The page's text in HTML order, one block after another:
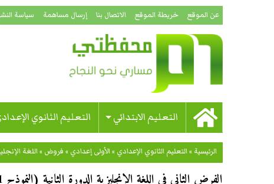
عن الموقع خريطة الموقع الاتصال بنا إرسال مساهمة سياسة
التعليم الابتدائي التعليم الثانوي
الرئيسية »التعليم الثانوي الإعدادي »الأولى إعدادي » فروض »اللغة